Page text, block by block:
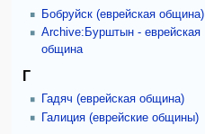
Бобруйск (еврейская община)
Archive:Бурштын - еврейская
община
Г
Гадяч (еврейская община)
Галиция (еврейские общины)